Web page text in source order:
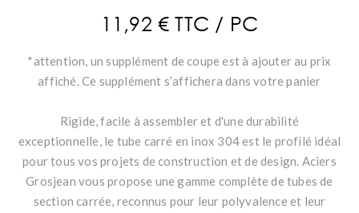
11,92 € TTC / PC
*attention, un supplément de coupe est à ajouter au prix
affiché. Ce supplément s’affichera dans votre panier
Rigide, facile à assembler et d'une durabilité
exceptionnelle, le tube carré en inox 304 est le profilé idéal
pour tous vos projets de construction et de design. Aciers
Grosjean vous propose une gamme complète de tubes de
section carrée, reconnus pour leur polyvalence et leur